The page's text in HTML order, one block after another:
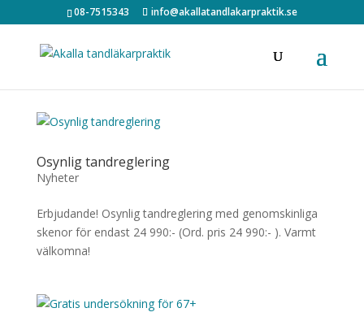
08-7515343 info@akallatandlakarpraktik.se
Osynlig tandreglering
Nyheter
Erbjudande! Osynlig tandreglering med genomskinliga
skenor för endast 24 990:- (Ord. pris 24 990:- ). Varmt
välkomna!